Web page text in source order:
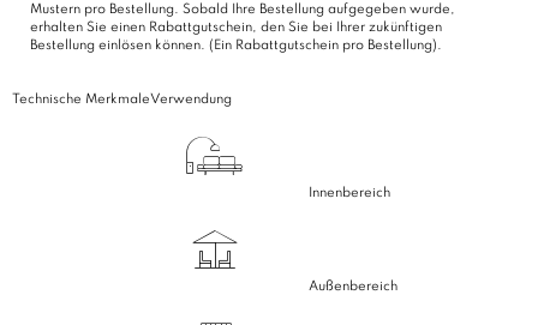
Mustern pro Bestellung. Sobald Ihre Bestellung aufgegeben wurde,
erhalten Sie einen Rabattgutschein, den Sie bei Ihrer zukünftigen
Bestellung einlösen können. (Ein Rabattgutschein pro Bestellung).
Technische MerkmaleVerwendung
Innenbereich
Außenbereich